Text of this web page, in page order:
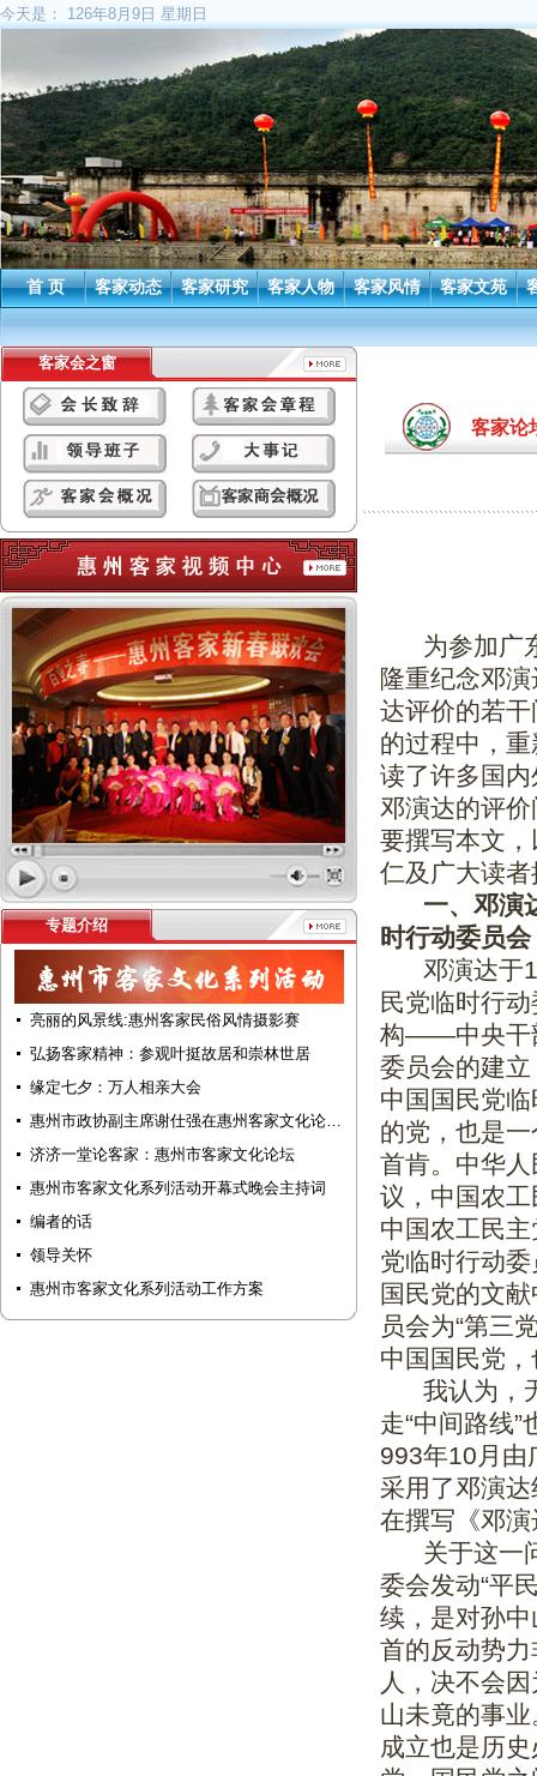
今天是： 126年8月9日 星期日
首 页 客家动态 客家研究 客家人物 客家风情 客家文苑
客家会之窗
专题介绍
亮丽的风景线:惠州客家民俗风情摄影赛
弘扬客家精神：参观叶挺故居和崇林世居
缘定七夕：万人相亲大会
惠州市政协副主席谢仕强在惠州客家文化论…
济济一堂论客家：惠州市客家文化论坛
惠州市客家文化系列活动开幕式晚会主持词
编者的话
领导关怀
惠州市客家文化系列活动工作方案
客家论
为参加广东
隆重纪念邓
达评价的若
的过程中，
读了许多国
邓演达的评
要撰写本文
仁及广大读
一、邓演
时行动委员
邓演达于
民党临时行
构——中央干
委员会的建
中国国民党
的党，也是
首肯。中华
议，中国农
中国农工民
党临时行动
国民党的文
员会为“第三
中国国民党
我认为，无
走“中间路线
993年10月由
采用了邓演达
在撰写《邓
关于这一问
委会发动“平
续，是对孙
首的反动势
人，决不会
山未竟的事
成立也是历